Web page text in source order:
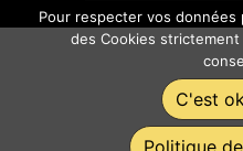
Pour respecter vos
des Cookies
C'est
Politique